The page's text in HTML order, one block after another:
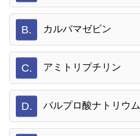
B. カルバマゼピン
C. アミトリプチリン
D. バルプロ酸ナトリウム